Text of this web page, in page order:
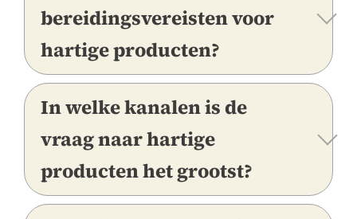
bereidingsvereisten voor
hartige producten?
In welke kanalen is de
vraag naar hartige
producten het grootst?